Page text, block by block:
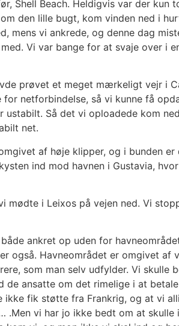
Shell Beach. Heldigvis var der kun
den lille bugt, kom vinden ned i
mens vi ankrede, og denne dag
Vi var bange for at svaje over i
prøvet et meget mærkeligt vejr i
netforbindelse, så vi kunne få
Så det vi oploadede kom
net.
af høje klipper, og i bunden er
ind mod havnen i Gustavia,
mødte i Leixos på vejen ned. Vi
ankret op uden for
Havneområdet er omgivet af
som man selv udfylder. Vi skulle
de ansatte om det rimelige i at
fik støtte fra Frankrig, og at vi
vi har jo ikke bedt om at